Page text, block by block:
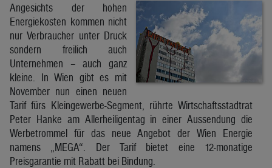
Angesichts der hohen
Energiekosten kommen nicht
nur Verbraucher unter Druck
sondern freilich auch
Unternehmen – auch ganz
kleine. In Wien gibt es mit
November nun einen neuen
Tarif fürs Kleingewerbe-Segment, rührte Wirtschaftsstadtrat
Peter Hanke am Allerheiligentag in einer Aussendung die
Werbetrommel für das neue Angebot der Wien Energie
namens „MEGA“. Der Tarif bietet eine 12-monatige
Preisgarantie mit Rabatt bei Bindung.